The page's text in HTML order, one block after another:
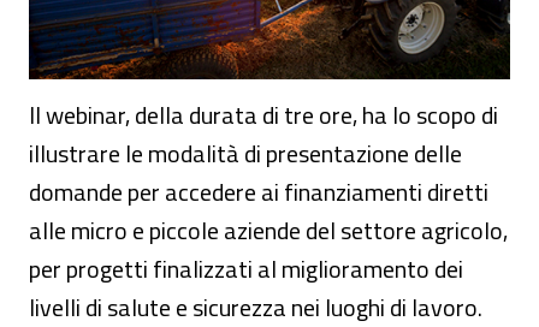
Il webinar, della durata di tre ore, ha lo scopo di
illustrare le modalità di presentazione delle
domande per accedere ai finanziamenti diretti
alle micro e piccole aziende del settore agricolo,
per progetti finalizzati al miglioramento dei
livelli di salute e sicurezza nei luoghi di lavoro.